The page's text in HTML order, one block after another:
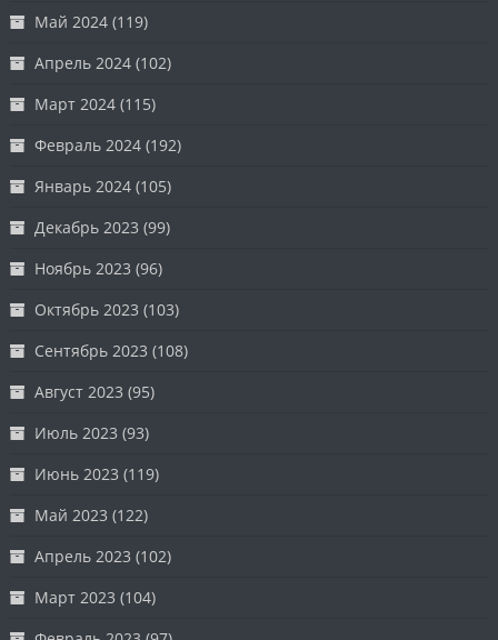
Май 2024 (119)
Апрель 2024 (102)
Март 2024 (115)
Февраль 2024 (192)
Январь 2024 (105)
Декабрь 2023 (99)
Ноябрь 2023 (96)
Октябрь 2023 (103)
Сентябрь 2023 (108)
Август 2023 (95)
Июль 2023 (93)
Июнь 2023 (119)
Май 2023 (122)
Апрель 2023 (102)
Март 2023 (104)